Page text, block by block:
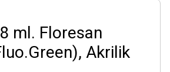
ml. Floresan
Akrilik